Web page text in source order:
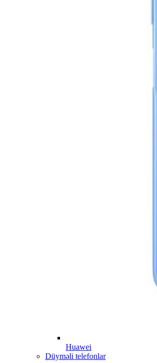
Huawei
Düyməli telefonlar